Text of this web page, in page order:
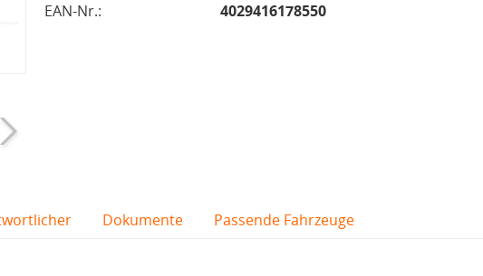
EAN-Nr.:
4029416178550
Dokumente Passende Fahrzeuge